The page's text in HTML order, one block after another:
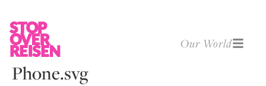
Our World
Phone.svg